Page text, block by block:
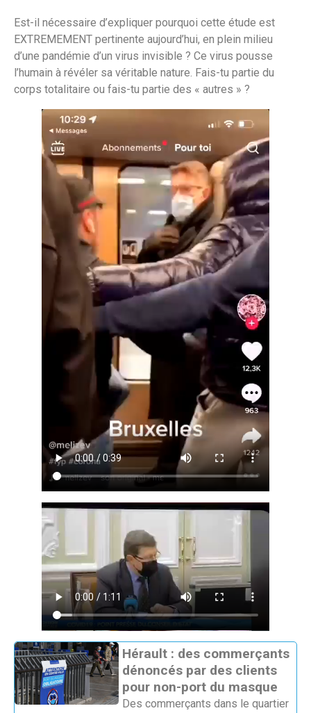
Est-il nécessaire d’expliquer pourquoi cette étude est
EXTREMEMENT pertinente aujourd’hui, en plein milieu
d’une pandémie d’un virus invisible ? Ce virus pousse
l’humain à révéler sa véritable nature. Fais-tu partie du
corps totalitaire ou fais-tu partie des « autres » ?
Hérault : des commerçants
dénoncés par des clients
pour non-port du masque
Des commerçants dans le quartier